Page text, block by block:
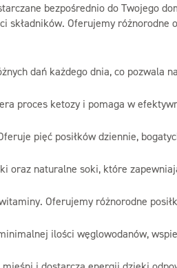
bezpośrednio do Twojego
Oferujemy różnorodne
dań każdego dnia, co pozwala
proces ketozy i pomaga w
pięć posiłków dziennie,
oraz naturalne soki, które
Oferujemy różnorodne
ilości węglowodanów,